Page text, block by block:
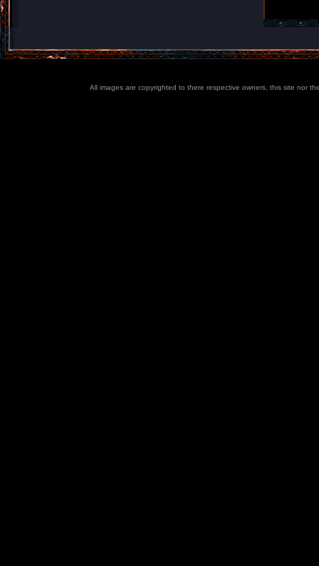
All images are copyrighted to there respective owners, this site nor